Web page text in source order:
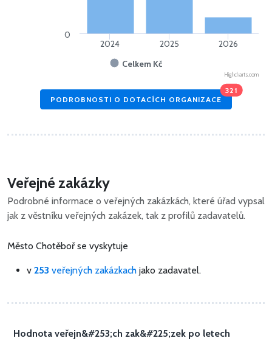
Celkem Kč
2024 2025 2026
0
Highcharts.com
PODROBNOSTI O DOTACÍCH ORGANIZACE
321
Veřejné zakázky
Podrobné informace o veřejných zakázkách, které úřad vypsal
jak z věstníku veřejných zakázek, tak z profilů zadavatelů.
Město Chotěboř se vyskytuje
v 253 veřejných zakázkach jako zadavatel.
Hodnota veřejn&#253;ch zak&#225;zek po letech